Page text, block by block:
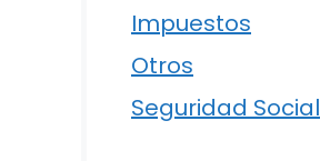
Impuestos
Otros
Seguridad Social